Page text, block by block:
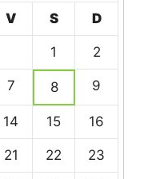
V S D
1 2
7 8 9
14 15 16
21 22 23